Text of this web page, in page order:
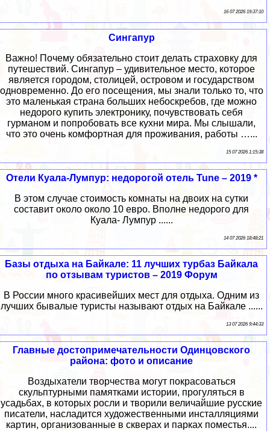
16 07 2026 19:37:10
Сингапур
Важно! Почему обязательно стоит делать страховку для
путешествий. Сингапур – удивительное место, которое
является городом, столицей, островом и государством
одновременно. До его посещения, мы знали только то, что
это маленькая страна больших небоскребов, где можно
недорого купить электронику, почувствовать себя
гурманом и попробовать все кухни мира. Мы слышали,
что это очень комфортная для проживания, работы …...
15 07 2026 1:15:38
Отели Куала-Лумпур: недорогой отель Tune – 2019 *
В этом случае стоимость комнаты на двоих на сутки
составит около около 10 евро. Вполне недорого для
Куала- Лумпур ......
14 07 2026 18:48:21
Базы отдыха на Байкале: 11 лучших турбаз Байкала
по отзывам туристов – 2019 Форум
В России много красивейших мест для отдыха. Одним из
лучших бывалые туристы называют отдых на Байкале ......
13 07 2026 9:44:33
Главные достопримечательности Одинцовского
района: фото и описание
Воздыхатели творчества могут покрасоваться
скульптурными памятками истории, прогуляться в
усадьбах, в которых росли и творили величайшие русские
писатели, насладится художественными инсталляциями
картин, организованные в скверах и парках поместья....